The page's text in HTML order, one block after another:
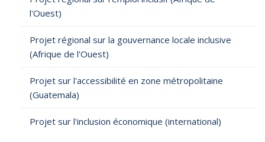
l'Ouest)
Projet régional sur la gouvernance locale inclusive
(Afrique de l'Ouest)
Projet sur l'accessibilité en zone métropolitaine
(Guatemala)
Projet sur l'inclusion économique (international)